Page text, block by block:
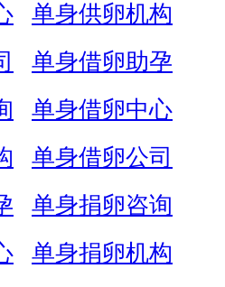
单身供卵机构
单身借卵助孕
单身借卵中心
单身借卵公司
单身捐卵咨询
单身捐卵机构